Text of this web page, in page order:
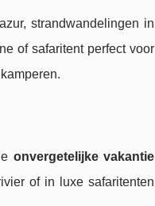
strandwandelingen in
of safaritent perfect voor
onvergetelijke vakantie
of in luxe safaritenten